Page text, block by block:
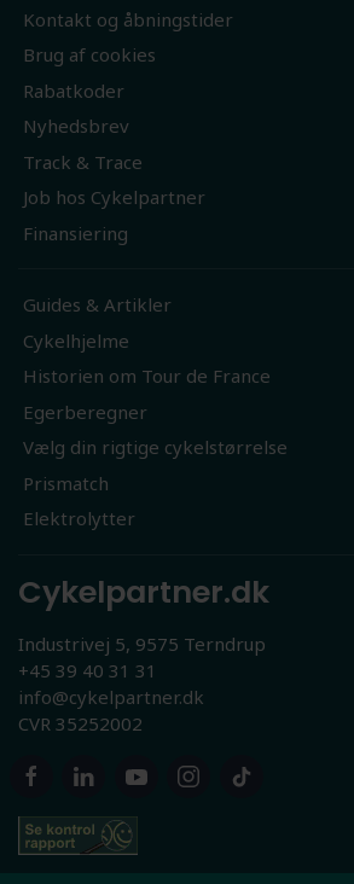
Kontakt og åbningstider
Brug af cookies
Rabatkoder
Nyhedsbrev
Track & Trace
Job hos Cykelpartner
Finansiering
Guides & Artikler
Cykelhjelme
Historien om Tour de France
Egerberegner
Vælg din rigtige cykelstørrelse
Prismatch
Elektrolytter
Cykelpartner.dk
Industrivej 5, 9575 Terndrup
+45 39 40 31 31
info@cykelpartner.dk
CVR 35252002